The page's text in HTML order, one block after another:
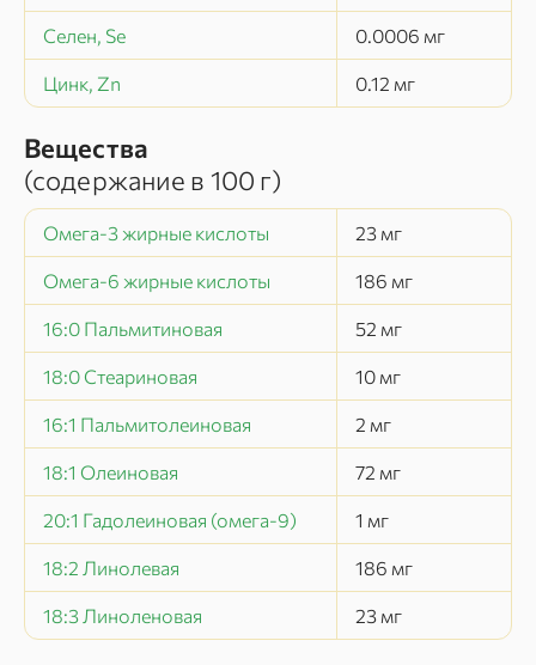
Селен, Se 0.0006 мг
Цинк, Zn 0.12 мг
Вещества
(содержание в 100 г)
Омега-3 жирные кислоты 23 мг
Омега-6 жирные кислоты 186 мг
16:0 Пальмитиновая 52 мг
18:0 Стеариновая 10 мг
16:1 Пальмитолеиновая 2 мг
18:1 Олеиновая 72 мг
20:1 Гадолеиновая (омега-9) 1 мг
18:2 Линолевая 186 мг
18:3 Линоленовая 23 мг